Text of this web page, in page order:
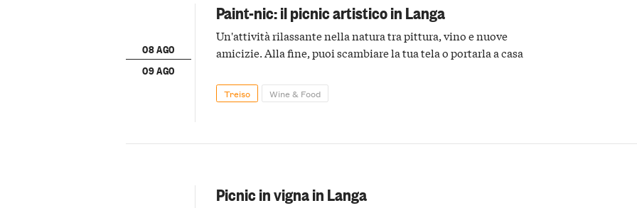
08 AGO
09 AGO
Paint-nic: il picnic artistico in Langa
Un'attività rilassante nella natura tra pittura, vino e nuove
amicizie. Alla fine, puoi scambiare la tua tela o portarla a casa
Treiso Wine & Food
Picnic in vigna in Langa